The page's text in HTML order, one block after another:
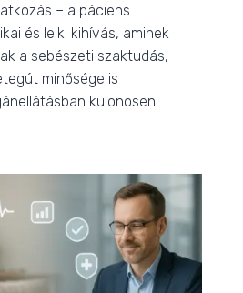
– a páciens
és lelki kihívás, aminek
a sebészeti szaktudás,
minősége is
különösen